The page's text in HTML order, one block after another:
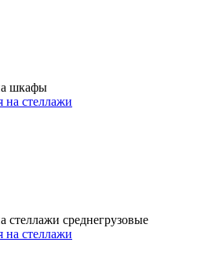
шкафы
стеллажи среднегрузовые